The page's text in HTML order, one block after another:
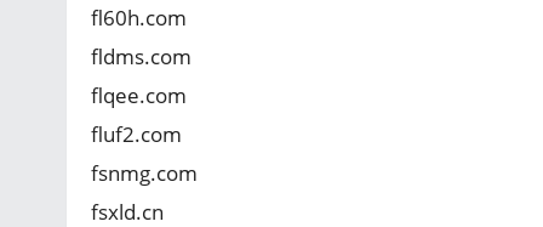
fl60h.com
fldms.com
flqee.com
fluf2.com
fsnmg.com
fsxld.cn